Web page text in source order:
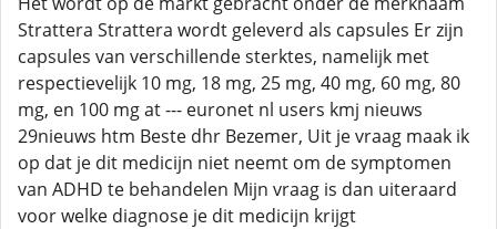
Strattera Strattera wordt geleverd als capsules Er zijn
capsules van verschillende sterktes, namelijk met
respectievelijk 10 mg, 18 mg, 25 mg, 40 mg, 60 mg, 80
mg, en 100 mg at --- euronet nl users kmj nieuws
29nieuws htm Beste dhr Bezemer, Uit je vraag maak ik
op dat je dit medicijn niet neemt om de symptomen
van ADHD te behandelen Mijn vraag is dan uiteraard
voor welke diagnose je dit medicijn krijgt